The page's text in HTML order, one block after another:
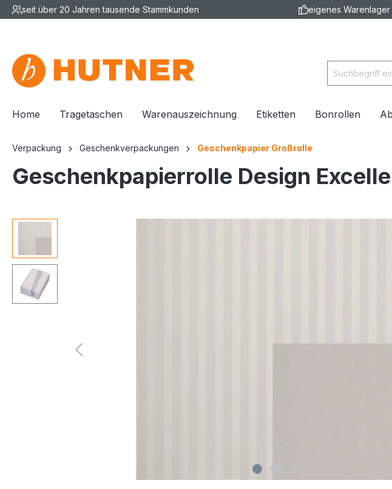
seit über 20 Jahren tausende Stammkunden eigenes Warenlager |
Home Tragetaschen Warenauszeichnung Etiketten Bonrollen
Verpackung Geschenkverpackungen Geschenkpapier Großrolle
Geschenkpapierrolle Design